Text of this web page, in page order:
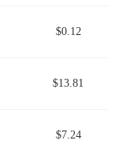
$0.12
$13.81
$7.24